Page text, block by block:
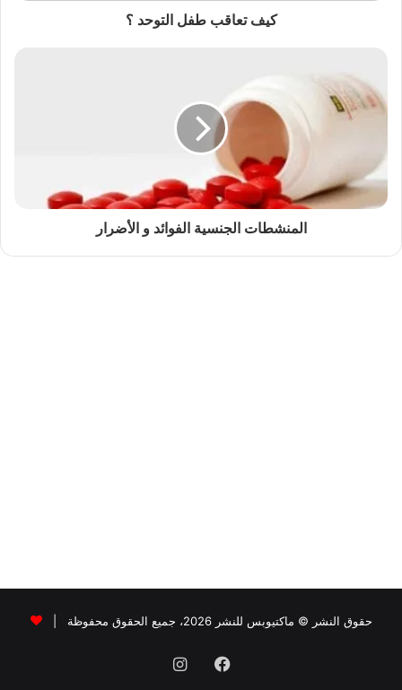
كيف تعاقب طفل التوحد ؟
المنشطات الجنسية الفوائد و الأضرار
حقوق النشر © ماكتيوبس للنشر 2026، جميع الحقوق محفوظة |
فيسبوكانستقرام